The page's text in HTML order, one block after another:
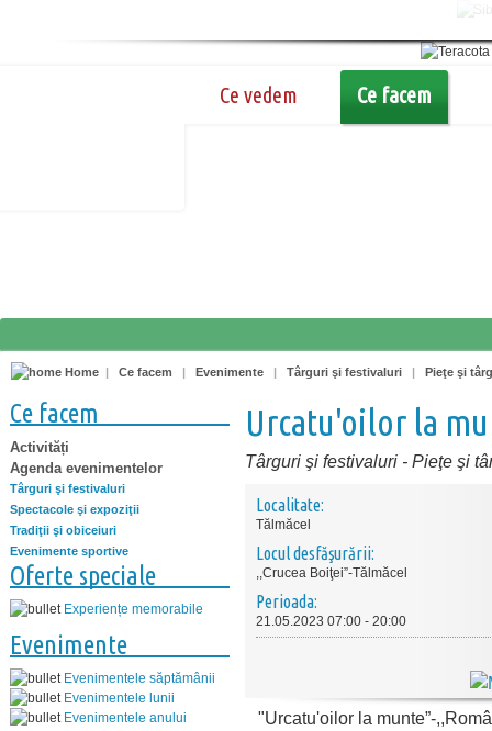
Ce vedem Ce facem
Home | Ce facem | Evenimente | Târguri şi festivaluri | Pieţe şi
Ce facem
Activități
Agenda evenimentelor
Târguri şi festivaluri
Spectacole şi expoziţii
Tradiţii şi obiceiuri
Evenimente sportive
Oferte speciale
Experiențe memorabile
Evenimente
Evenimentele săptămânii
Evenimentele lunii
Evenimentele anului
Urcatu'oilor la
Târguri şi festivaluri - Pieţe şi
Localitate:
Tălmăcel
Locul desfăşurării:
,,Crucea Boiţei”-Tălmăcel
Perioada:
21.05.2023 07:00 - 20:00
"Urcatu'oilor la munte”-